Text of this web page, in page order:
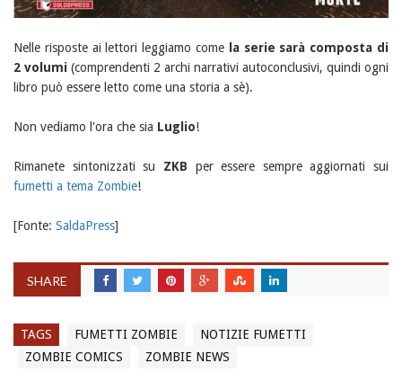
Nelle risposte ai lettori leggiamo come
la serie sarà composta di
2 volumi (comprendenti 2 archi narrativi autoconclusivi, quindi ogni
libro può essere letto come una storia a sè).
Non vediamo l'ora che sia Luglio!
Rimanete sintonizzati su ZKB per essere sempre aggiornati sui
fumetti a tema Zombie!
[Fonte: SaldaPress]
SHARE
TAGS FUMETTI ZOMBIE
NOTIZIE FUMETTI
ZOMBIE COMICS
ZOMBIE NEWS